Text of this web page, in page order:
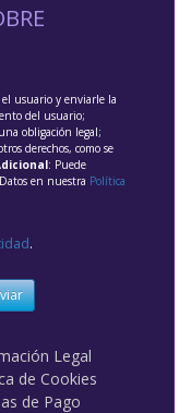
usuario y enviarle la
del usuario;
obligación legal;
derechos, como se
: Puede
en nuestra Política
.
Legal
de Cookies
de Pago